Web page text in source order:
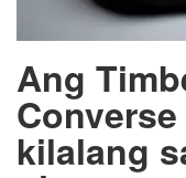
Ang
kilalang